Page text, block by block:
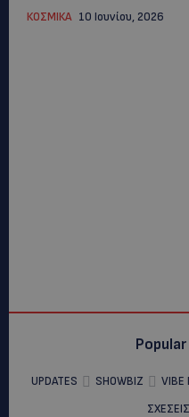
ΚΟΣΜΙΚΑ 10 Ιουνίου, 2026
UPDATES SHOWBIZ VIBE
ΣΧΕΣΕΙΣ